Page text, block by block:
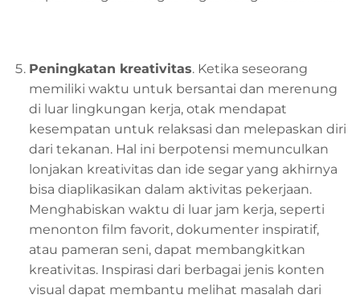
Peningkatan kreativitas. Ketika seseorang
memiliki waktu untuk bersantai dan merenung
di luar lingkungan kerja, otak mendapat
kesempatan untuk relaksasi dan melepaskan diri
dari tekanan. Hal ini berpotensi memunculkan
lonjakan kreativitas dan ide segar yang akhirnya
bisa diaplikasikan dalam aktivitas pekerjaan.
Menghabiskan waktu di luar jam kerja, seperti
menonton film favorit, dokumenter inspiratif,
atau pameran seni, dapat membangkitkan
kreativitas. Inspirasi dari berbagai jenis konten
visual dapat membantu melihat masalah dari